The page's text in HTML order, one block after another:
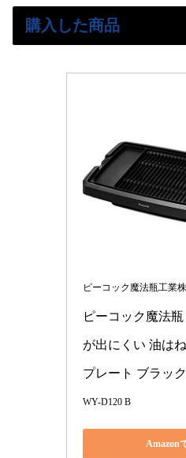
購入した商品
ピーコック魔法瓶工業
ピーコック魔法
が出にくい 油は
プレート ブラッ
WY-D120 B
Amazon